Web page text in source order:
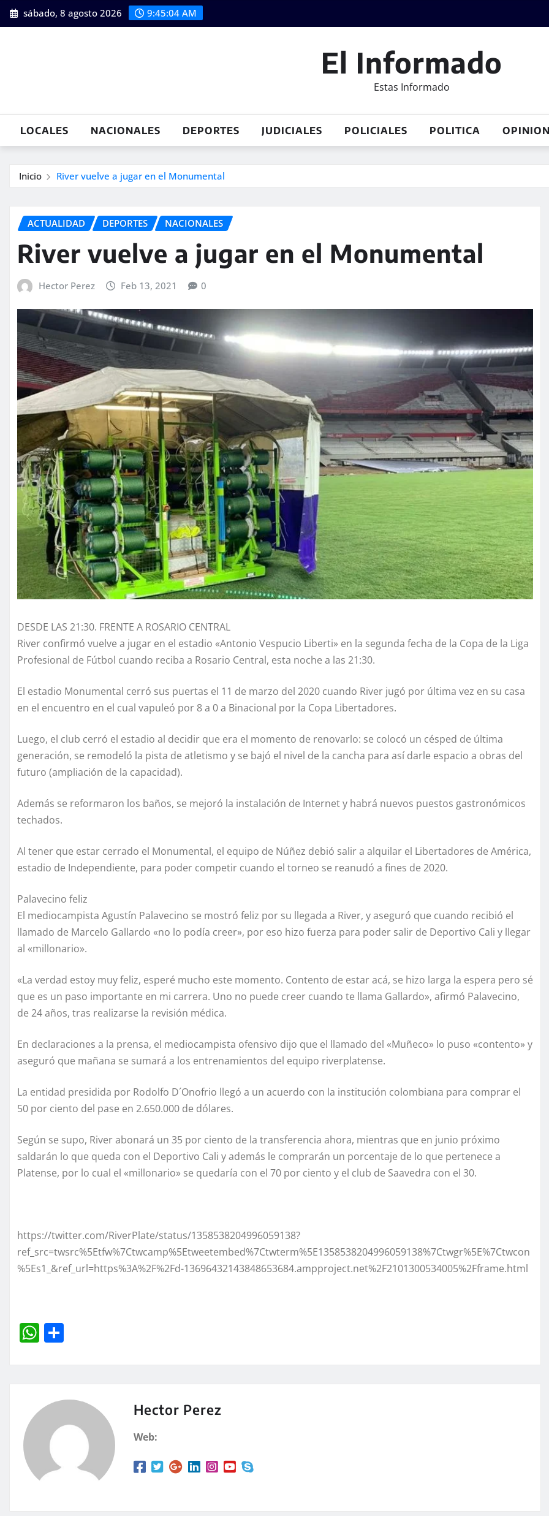
Saltar
al
sábado, 8 agosto 2026 9:45:05 AM
El Informado
Estas Informado
LOCALES NACIONALES DEPORTES JUDICIALES POLICIALES POLITICA OPINION
Inicio River vuelve a jugar en el Monumental
ACTUALIDAD DEPORTES NACIONALES
River vuelve a jugar en el Monumental
Hector Perez Feb 13, 2021 0
DESDE LAS 21:30. FRENTE A ROSARIO CENTRAL
River confirmó vuelve a jugar en el estadio «Antonio Vespucio Liberti» en la segunda fecha de la Copa de la Liga
Profesional de Fútbol cuando reciba a Rosario Central, esta noche a las 21:30.
El estadio Monumental cerró sus puertas el 11 de marzo del 2020 cuando River jugó por última vez en su casa
en el encuentro en el cual vapuleó por 8 a 0 a Binacional por la Copa Libertadores.
Luego, el club cerró el estadio al decidir que era el momento de renovarlo: se colocó un césped de última
generación, se remodeló la pista de atletismo y se bajó el nivel de la cancha para así darle espacio a obras del
futuro (ampliación de la capacidad).
Además se reformaron los baños, se mejoró la instalación de Internet y habrá nuevos puestos gastronómicos
techados.
Al tener que estar cerrado el Monumental, el equipo de Núñez debió salir a alquilar el Libertadores de América,
estadio de Independiente, para poder competir cuando el torneo se reanudó a fines de 2020.
Palavecino feliz
El mediocampista Agustín Palavecino se mostró feliz por su llegada a River, y aseguró que cuando recibió el
llamado de Marcelo Gallardo «no lo podía creer», por eso hizo fuerza para poder salir de Deportivo Cali y llegar
al «millonario».
«La verdad estoy muy feliz, esperé mucho este momento. Contento de estar acá, se hizo larga la espera pero sé
que es un paso importante en mi carrera. Uno no puede creer cuando te llama Gallardo», afirmó Palavecino,
de 24 años, tras realizarse la revisión médica.
En declaraciones a la prensa, el mediocampista ofensivo dijo que el llamado del «Muñeco» lo puso «contento» y
aseguró que mañana se sumará a los entrenamientos del equipo riverplatense.
La entidad presidida por Rodolfo D´Onofrio llegó a un acuerdo con la institución colombiana para comprar el
50 por ciento del pase en 2.650.000 de dólares.
Según se supo, River abonará un 35 por ciento de la transferencia ahora, mientras que en junio próximo
saldarán lo que queda con el Deportivo Cali y además le comprarán un porcentaje de lo que pertenece a
Platense, por lo cual el «millonario» se quedaría con el 70 por ciento y el club de Saavedra con el 30.
https://twitter.com/RiverPlate/status/1358538204996059138?
ref_src=twsrc%5Etfw%7Ctwcamp%5Etweetembed%7Ctwterm%5E1358538204996059138%7Ctwgr%5E%7Ctwcon
%5Es1_&ref_url=https%3A%2F%2Fd-13696432143848653684.ampproject.net%2F2101300534005%2Fframe.html
W
A
p
rt
Hector Perez
Web: